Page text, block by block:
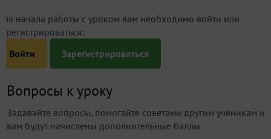
начала работы с уроком вам необходимо войти или
Войти
Зарегистрироваться
Вопросы к уроку
Задавайте вопросы, помогайте советами другим ученикам и
вам будут начислены дополнительные баллы